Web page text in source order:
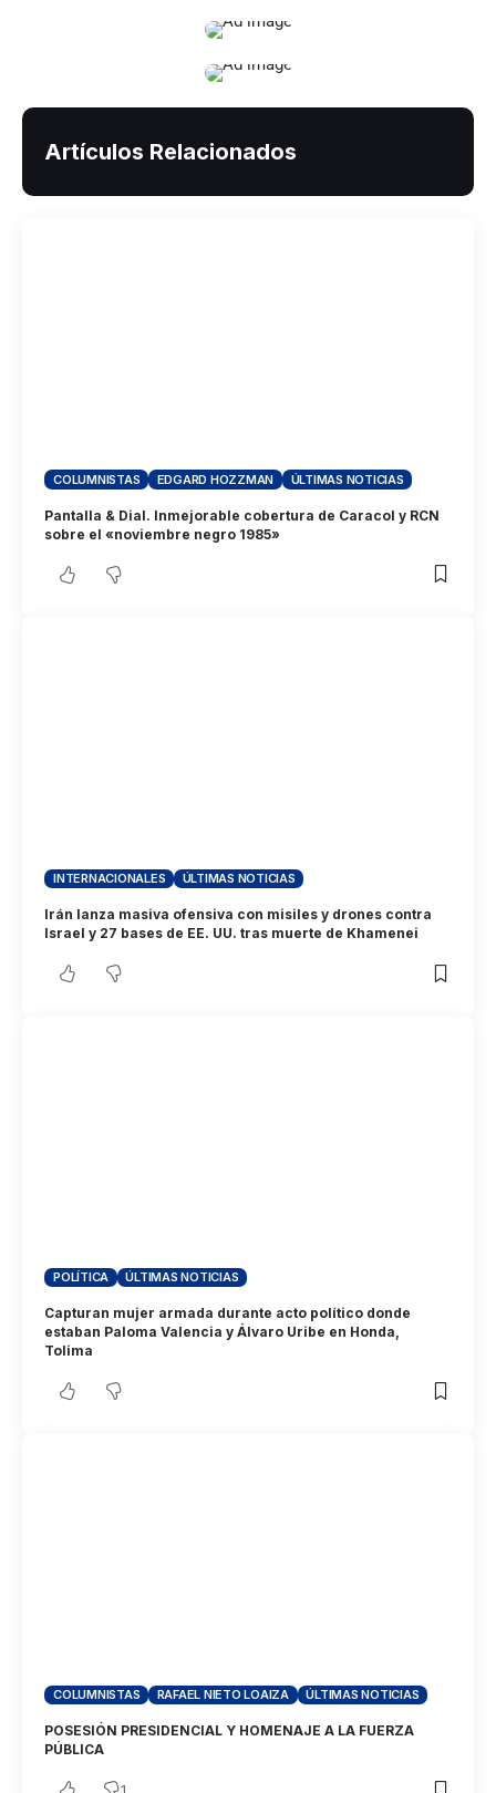
Artículos Relacionados
COLUMNISTAS EDGARD HOZZMAN ÚLTIMAS NOTICIAS
Pantalla & Dial. Inmejorable cobertura de Caracol y RCN
sobre el «noviembre negro 1985»
INTERNACIONALES ÚLTIMAS NOTICIAS
Irán lanza masiva ofensiva con misiles y drones contra
Israel y 27 bases de EE. UU. tras muerte de Khamenei
POLÍTICA ÚLTIMAS NOTICIAS
Capturan mujer armada durante acto político donde
estaban Paloma Valencia y Álvaro Uribe en Honda,
Tolima
COLUMNISTAS RAFAEL NIETO LOAIZA ÚLTIMAS NOTICIAS
POSESIÓN PRESIDENCIAL Y HOMENAJE A LA FUERZA
PÚBLICA